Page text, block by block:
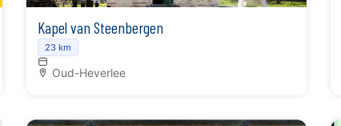
Kapel van Steenbergen
23 km
Oud-Heverlee